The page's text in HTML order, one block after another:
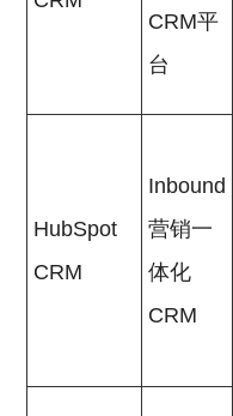
CRM平
台
HubSpot
CRM
Inbound
营销一
体化
CRM